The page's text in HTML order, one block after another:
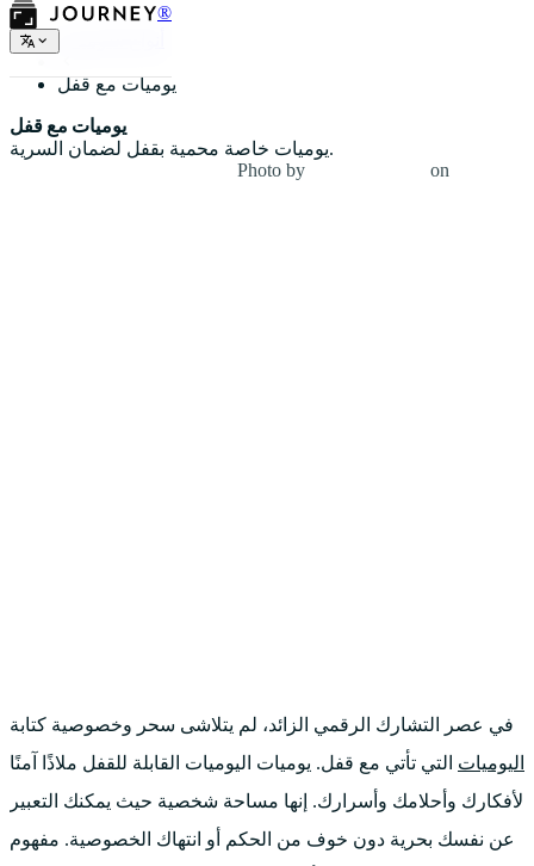
®
يوميات مع قفل
يوميات مع قفل
يوميات خاصة محمية بقفل لضمان السرية.
Photo by
on
في عصر التشارك الرقمي الزائد، لم يتلاشى سحر وخصوصية كتابة
اليوميات التي تأتي مع قفل. يوميات اليوميات القابلة للقفل ملاذًا آمنًا
لأفكارك وأحلامك وأسرارك. إنها مساحة شخصية حيث يمكنك التعبير
عن نفسك بحرية دون خوف من الحكم أو انتهاك الخصوصية. مفهوم